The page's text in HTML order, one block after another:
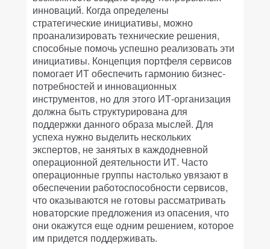
инноваций. Когда определены
стратегические инициативы, можно
проанализировать технические решения,
способные помочь успешно реализовать эти
инициативы. Концепция портфеля сервисов
помогает ИТ обеспечить гармонию бизнес-
потребностей и инновационных
инструментов, но для этого ИТ-организация
должна быть структурирована для
поддержки данного образа мыслей. Для
успеха нужно выделить нескольких
экспертов, не занятых в каждодневной
операционной деятельности ИТ. Часто
операционные группы настолько увязают в
обеспечении работоспособности сервисов,
что оказываются не готовы рассматривать
новаторские предложения из опасения, что
они окажутся еще одним решением, которое
им придется поддерживать.